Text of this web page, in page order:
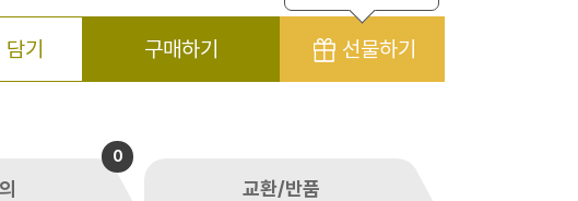
기 구매하기 선물하기
0
교환/반품